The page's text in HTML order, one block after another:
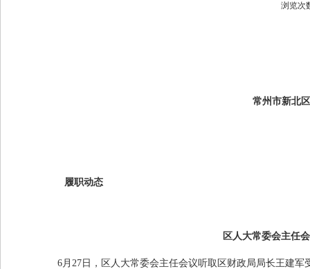
浏览次
常州市新北
履职动态
区人大常委会主任
6月 27日，区人大常委会主任会议听取区财政局局长王建